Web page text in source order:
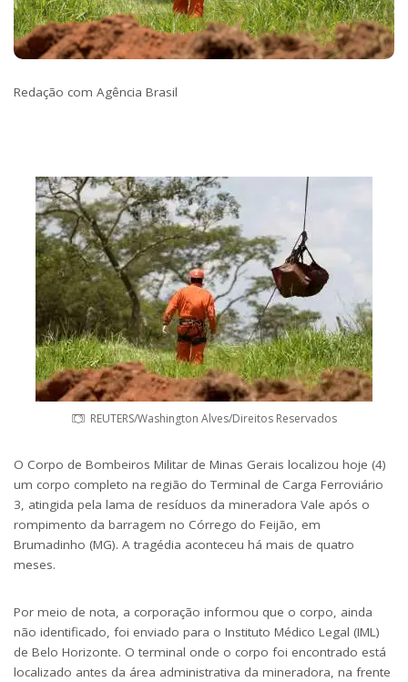
Redação com Agência Brasil
REUTERS/Washington Alves/Direitos Reservados
O Corpo de Bombeiros Militar de Minas Gerais localizou hoje (4)
um corpo completo na região do Terminal de Carga Ferroviário
3, atingida pela lama de resíduos da mineradora Vale após o
rompimento da barragem no Córrego do Feijão, em
Brumadinho (MG). A tragédia aconteceu há mais de quatro
meses.
Por meio de nota, a corporação informou que o corpo, ainda
não identificado, foi enviado para o Instituto Médico Legal (IML)
de Belo Horizonte. O terminal onde o corpo foi encontrado está
localizado antes da área administrativa da mineradora, na frente